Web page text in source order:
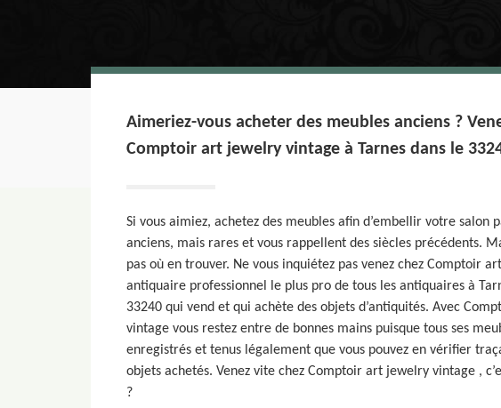
Aimeriez-vous acheter des meubles anciens ?
Comptoir art jewelry vintage à Tarnes dans le
Si vous aimiez, achetez des meubles afin d’embellir votre salon
anciens, mais rares et vous rappellent des siècles précédents.
pas où en trouver. Ne vous inquiétez pas venez chez Comptoir
antiquaire professionnel le plus pro de tous les antiquaires à
33240 qui vend et qui achète des objets d’antiquités. Avec
vintage vous restez entre de bonnes mains puisque tous ses
enregistrés et tenus légalement que vous pouvez en vérifier
objets achetés. Venez vite chez Comptoir art jewelry vintage ,
?